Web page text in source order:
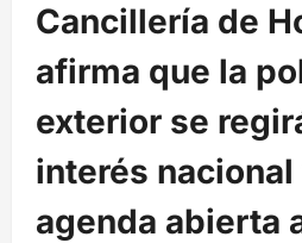
Cancillería de
afirma que la
exterior se
interés
agenda abierta